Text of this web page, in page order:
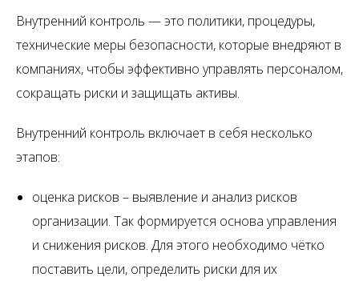
Внутренний контроль — это политики, процедуры,
технические меры безопасности, которые внедряют в
компаниях, чтобы эффективно управлять персоналом,
сокращать риски и защищать активы.
Внутренний контроль включает в себя несколько
этапов:
оценка рисков – выявление и анализ рисков
организации. Так формируется основа управления
и снижения рисков. Для этого необходимо чётко
поставить цели, определить риски для их